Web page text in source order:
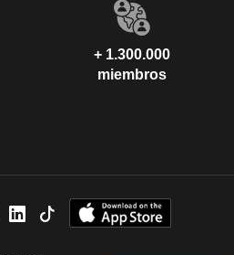
+ 1.300.000
miembros